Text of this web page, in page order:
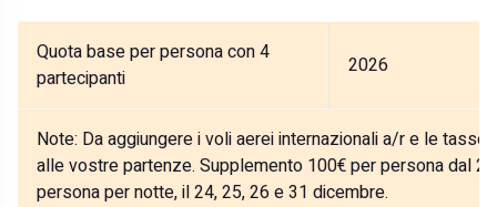
Quota base per persona con 4
partecipanti
2026
Note: Da aggiungere i voli aerei internazionali a/r e le
alle vostre partenze. Supplemento 100€ per persona dal
persona per notte, il 24, 25, 26 e 31 dicembre.